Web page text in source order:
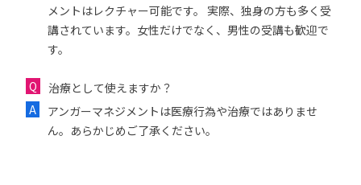
メントはレクチャー可能です。 実際、独身の方も多く受
講されています。女性だけでなく、男性の受講も歓迎で
す。
治療として使えますか？
アンガーマネジメントは医療行為や治療ではありませ
ん。あらかじめご了承ください。